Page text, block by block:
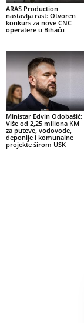
ARAS Production
nastavlja rast: Otvoren
konkurs za nove CNC
operatere u Bihaću
Ministar Edvin Odobašić:
Više od 2,25 miliona KM
za puteve, vodovode,
deponije i komunalne
projekte širom USK